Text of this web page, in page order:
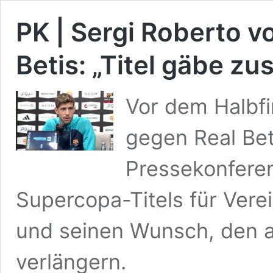
PK | Sergi Roberto
Betis: „Titel gäbe
Vor dem
gegen Real
Supercopa-Titels für
und seinen Wunsch, den
verlängern.